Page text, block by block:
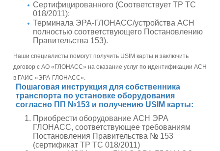
Сертифицированного (Соответствует ТР ТС
018/2011);
Терминала ЭРА-ГЛОНАСС/устройства АСН
полностью соответствующего Постановлению
Правительства 153).
Наши специалисты помогут получить USIM карты и заключить
договор с АО «ГЛОНАСС» на оказание услуг по идентификации АСН
в ГАИС «ЭРА-ГЛОНАСС».
Пошаговая инструкция для собственника
транспорта по установке оборудования
согласно ПП №153 и получению USIM карты:
Приобрести оборудование АСН ЭРА
ГЛОНАСС, соответствующее требованиям
Постановления Правительства № 153
(сертификат ТР ТС 018/2011)